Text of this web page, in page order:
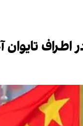
تایوان